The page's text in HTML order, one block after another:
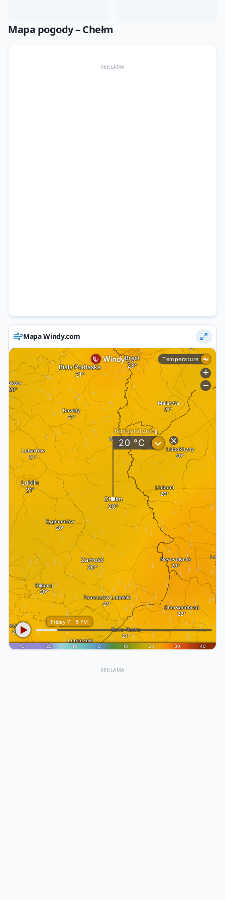
Mapa pogody –Chełm
REKLAMA
Mapa Windy.com
REKLAMA